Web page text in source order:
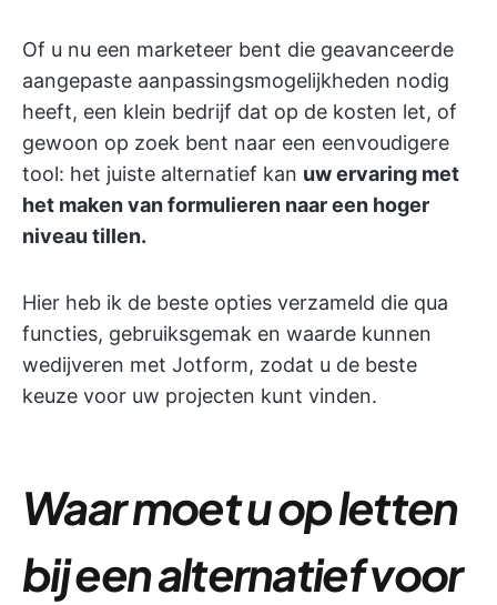
Of u nu een marketeer bent die geavanceerde
aangepaste aanpassingsmogelijkheden nodig
heeft, een klein bedrijf dat op de kosten let, of
gewoon op zoek bent naar een eenvoudigere
tool: het juiste alternatief kan uw ervaring met
het maken van formulieren naar een hoger
niveau tillen.
Hier heb ik de beste opties verzameld die qua
functies, gebruiksgemak en waarde kunnen
wedijveren met Jotform, zodat u de beste
keuze voor uw projecten kunt vinden.
Waar moet u op letten
bij een alternatief voor